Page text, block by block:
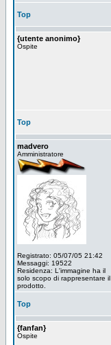
Top
{utente anonimo}
Ospite
Top
madvero
Amministratore
Registrato: 05/07/05 21:42
Messaggi: 19522
Residenza: L'immagine ha il
solo scopo di rappresentare il
prodotto.
Top
{fanfan}
Ospite